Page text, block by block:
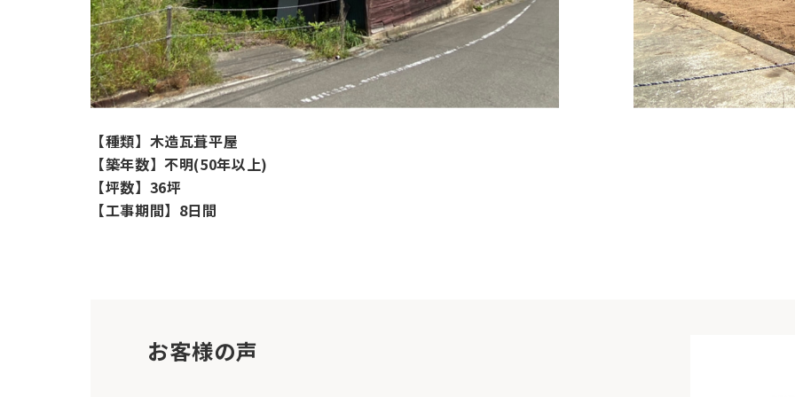
【種類】 木造瓦葺平屋
【築年数】不明(50年以上)
【坪数】 36坪
【工事期間】 8日間
お客様の声